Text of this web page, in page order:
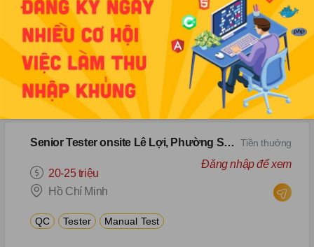
Tester onsite Kim Mã
15-25 triệu
Hà Nội
Tester Manual Test
Tiền thưởng
Đăng nhập để xem
Senior Tester onsite Lê Lợi, Phường Sài Gòn
20-25 triệu
Hồ Chí Minh
QC Tester Manual Test
Tiền thưởng
Đăng nhập để xem